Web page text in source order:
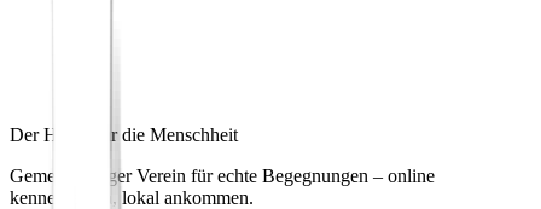
Der Hafen für die Menschheit
Gemeinnütziger Verein für echte Begegnungen – online
kennenlernen, lokal ankommen.